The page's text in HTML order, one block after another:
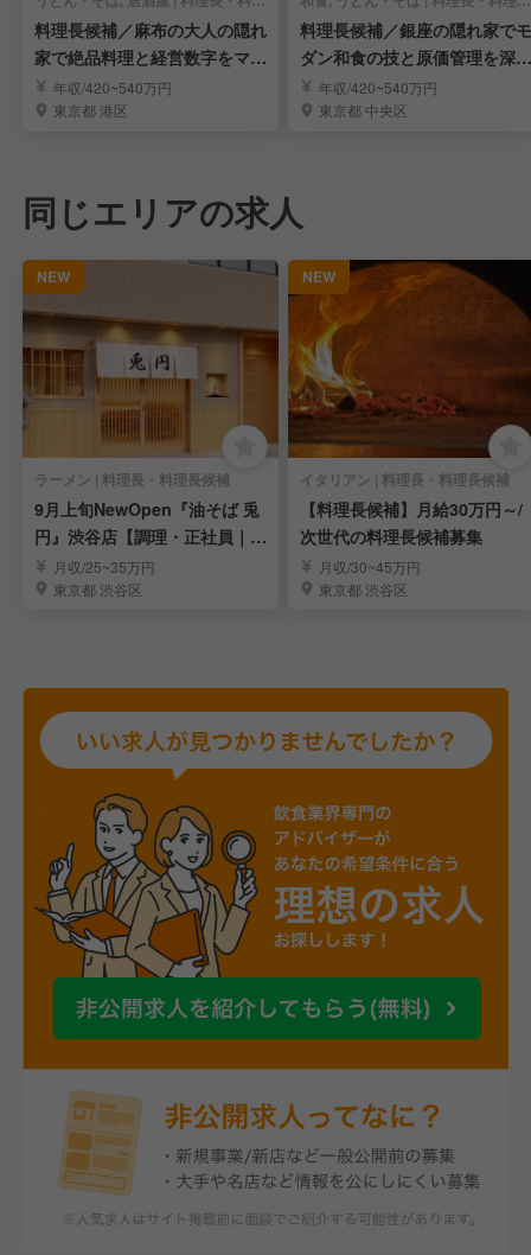
料理長候補／麻布の大人の隠れ
家で絶品料理と経営数字をマス
ター年収/420~540万円
東京都 港区
料理長候補／銀座の隠れ家でモ
ダン和食の技と原価管理を深め
将来の幹部へ
年収/420~540万円
東京都 中央区
同じエリアの求人
NEW
ラーメン | 料理長・料理長候補
9月上旬NewOpen『油そば 兎
円』渋谷店【調理・正社員｜店
長候補】
月収/25~35万円
東京都 渋谷区
NEW
イタリアン | 料理長・料理長候補
【料理長候補】月給30万円～/
次世代の料理長候補募集
月収/30~45万円
東京都 渋谷区